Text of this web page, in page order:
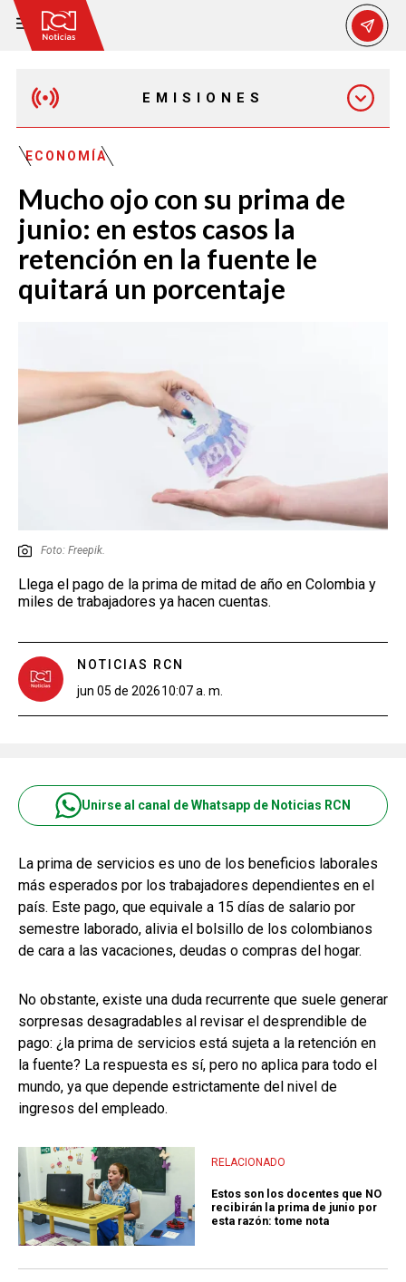
EMISIONES
EMISIÓN 12:30 PM
EMISIÓN 7:00 PM
ECONOMÍA
Mucho ojo con su prima de
junio: en estos casos la
retención en la fuente le
quitará un porcentaje
Foto: Freepik.
Llega el pago de la prima de mitad de año en Colombia y
miles de trabajadores ya hacen cuentas.
NOTICIAS RCN
jun 05 de 202610:07 a. m.
Unirse al canal de Whatsapp de Noticias RCN
La prima de servicios es uno de los beneficios laborales
más esperados por los trabajadores dependientes en el
país. Este pago, que equivale a 15 días de salario por
semestre laborado, alivia el bolsillo de los colombianos
de cara a las vacaciones, deudas o compras del hogar.
No obstante, existe una duda recurrente que suele generar
sorpresas desagradables al revisar el desprendible de
pago: ¿la prima de servicios está sujeta a la retención en
la fuente? La respuesta es sí, pero no aplica para todo el
mundo, ya que depende estrictamente del nivel de
ingresos del empleado.
RELACIONADO
Estos son los docentes que NO
recibirán la prima de junio por
esta razón: tome nota